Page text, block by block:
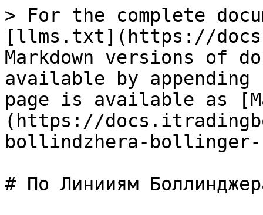
> For the complete
[llms.txt](https://
Markdown versions of
available by
page is available as
(https://
bollindzhera-bollinger-
# По Линииям